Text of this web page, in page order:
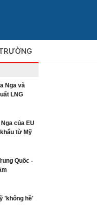
Nga và
LNG
của EU
từ Mỹ
Quốc -
'không hề'